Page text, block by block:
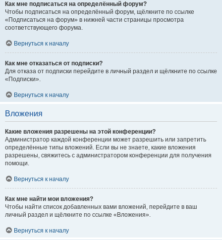
Как мне подписаться на определённый форум?
Чтобы подписаться на определённый форум, щёлкните по ссылке
«Подписаться на форум» в нижней части страницы просмотра
соответствующего форума.
Вернуться к началу
Как мне отказаться от подписки?
Для отказа от подписки перейдите в личный раздел и щёлкните по ссылке
«Подписки».
Вернуться к началу
Вложения
Какие вложения разрешены на этой конференции?
Администратор каждой конференции может разрешить или запретить
определённые типы вложений. Если вы не знаете, какие вложения
разрешены, свяжитесь с администратором конференции для получения
помощи.
Вернуться к началу
Как мне найти мои вложения?
Чтобы найти список добавленных вами вложений, перейдите в ваш
личный раздел и щёлкните по ссылке «Вложения».
Вернуться к началу